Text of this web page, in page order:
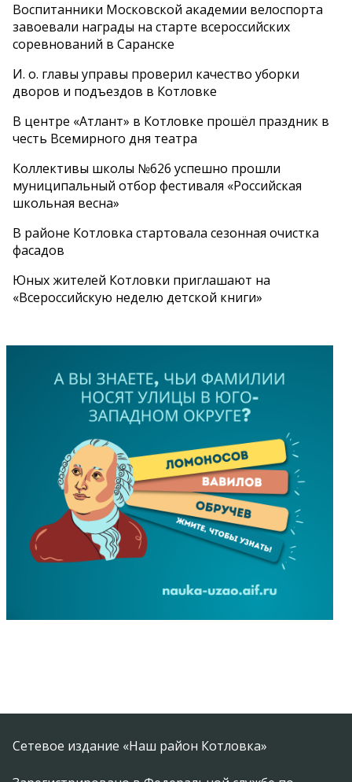
Воспитанники Московской академии велоспорта
завоевали награды на старте всероссийских
соревнований в Саранске
И. о. главы управы проверил качество уборки
дворов и подъездов в Котловке
В центре «Атлант» в Котловке прошёл праздник в
честь Всемирного дня театра
Коллективы школы №626 успешно прошли
муниципальный отбор фестиваля «Российская
школьная весна»
В районе Котловка стартовала сезонная очистка
фасадов
Юных жителей Котловки приглашают на
«Всероссийскую неделю детской книги»
Сетевое издание «Наш район Котловка»